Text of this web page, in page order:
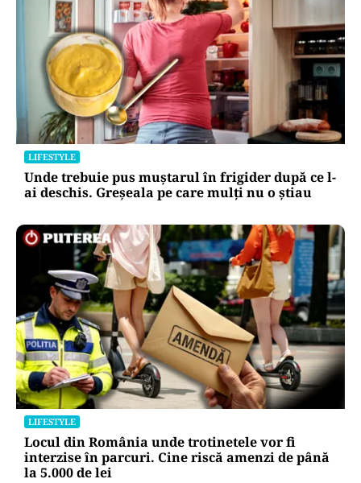
LIFESTYLE
Unde trebuie pus muștarul în frigider după ce l-
ai deschis. Greșeala pe care mulți nu o știau
LIFESTYLE
Locul din România unde trotinetele vor fi
interzise în parcuri. Cine riscă amenzi de până
la 5.000 de lei